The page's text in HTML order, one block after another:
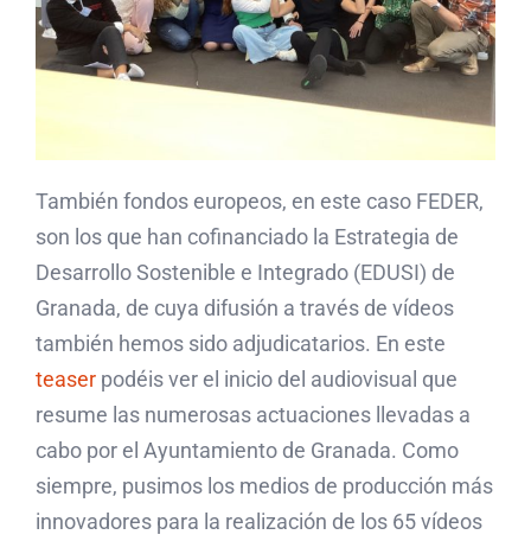
También fondos europeos, en este caso FEDER,
son los que han cofinanciado la Estrategia de
Desarrollo Sostenible e Integrado (EDUSI) de
Granada, de cuya difusión a través de vídeos
también hemos sido adjudicatarios. En este
teaser podéis ver el inicio del audiovisual que
resume las numerosas actuaciones llevadas a
cabo por el Ayuntamiento de Granada. Como
siempre, pusimos los medios de producción más
innovadores para la realización de los 65 vídeos